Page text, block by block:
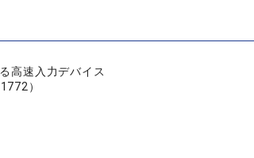
高速入力デバイス
）